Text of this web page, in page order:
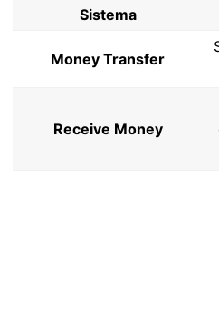
Sistema
Money Transfer
Receive Money